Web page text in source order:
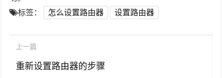
标签：
怎么设置路由器 设置路由器
上一篇
重新设置路由器的步骤